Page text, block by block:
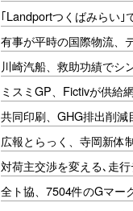
｢Landportつくばみらい｣
有事が平時の国際物流、
川崎汽船、救助功績でシ
ミスミGP、Fictivが供給
共同印刷、GHG排出削
広報とらっく、寺岡新体
対荷主交渉を変える､走
全ト協、7504件のGマー